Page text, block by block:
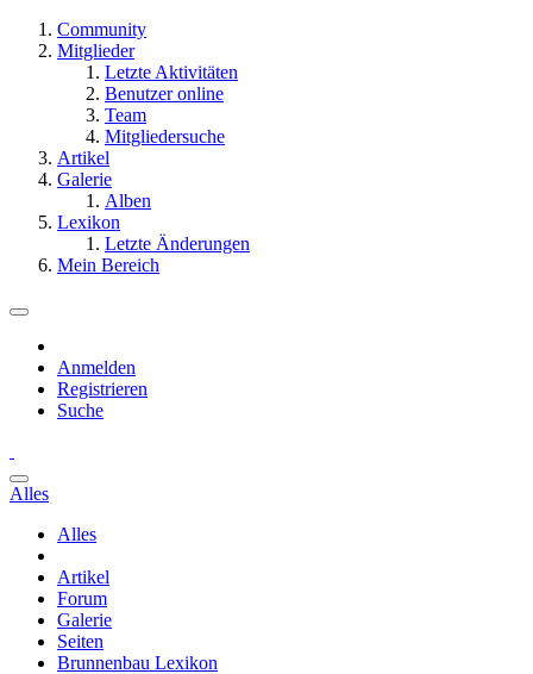
Community
Mitglieder
Letzte Aktivitäten
Benutzer online
Team
Mitgliedersuche
Artikel
Galerie
Alben
Lexikon
Letzte Änderungen
Mein Bereich
Anmelden
Registrieren
Suche
Alles
Alles
Artikel
Forum
Galerie
Seiten
Brunnenbau Lexikon